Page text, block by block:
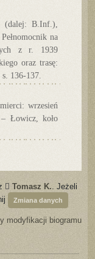
(dalej: B.Inf.),
na
z r. 1939
oraz trasę:
136-137.
wrzesień
Łowicz, koło
Tomasz K.. Jeżeli
Zmiana danych
modyfikacji biogramu